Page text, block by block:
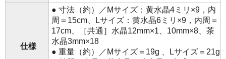
仕様
● 寸法（約）／Mサイズ：黄水晶4ミリ×9，内
周＝15cm、Lサイズ：黄水晶6ミリ×9，内周＝
17cm、［共通］水晶12mm×1、10mm×8、茶
水晶3mm×18
● 重量（約）／Mサイズ＝19g 、Lサイズ＝21g